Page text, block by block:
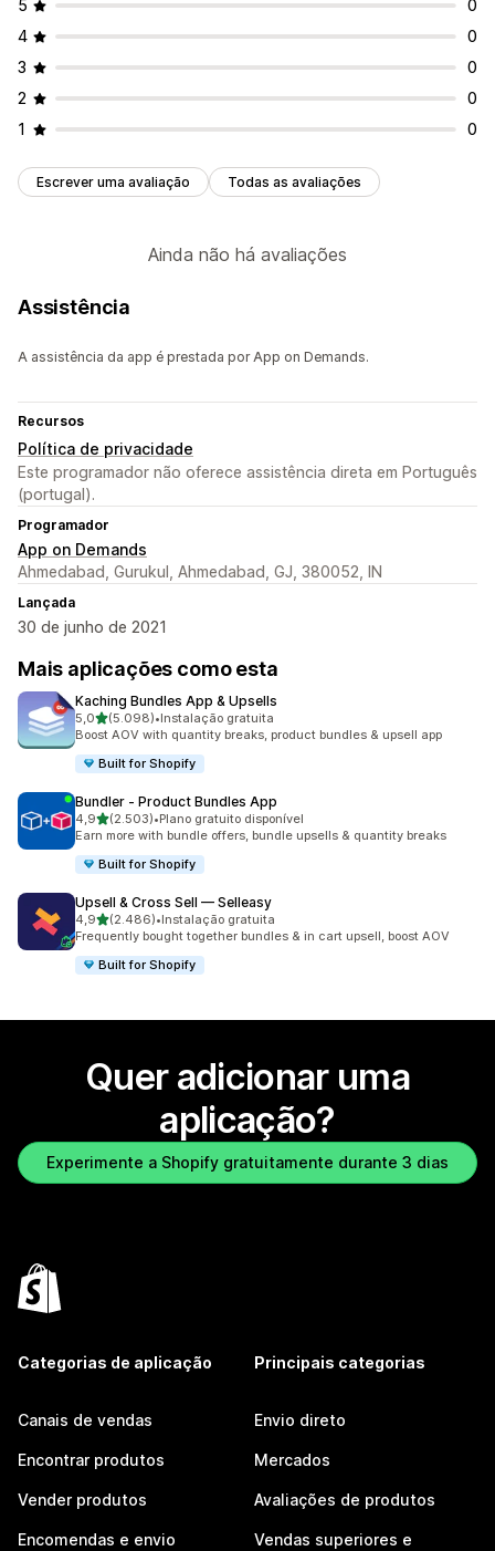
5
0
4
0
3
0
2
0
1
0
Escrever uma avaliação Todas as avaliações
Ainda não há avaliações
Assistência
A assistência da app é prestada por App on Demands.
Recursos
Política de privacidade
Este programador não oferece assistência direta em Português
(portugal).
Programador
App on Demands
Ahmedabad, Gurukul, Ahmedabad, GJ, 380052, IN
Lançada
30 de junho de 2021
Mais aplicações como esta
Kaching Bundles App & Upsells
5,0de 5 estrelas
(5.098)
5098 total de avaliações
•Instalação gratuita
Boost AOV with quantity breaks, product bundles & upsell app
Built for Shopify
Bundler ‑ Product Bundles App
4,9de 5 estrelas
(2.503)
2503 total de avaliações
•Plano gratuito disponível
Earn more with bundle offers, bundle upsells & quantity breaks
Built for Shopify
Upsell & Cross Sell — Selleasy
4,9de 5 estrelas
(2.486)
2486 total de avaliações
•Instalação gratuita
Frequently bought together bundles & in cart upsell, boost AOV
Built for Shopify
Quer adicionar uma
aplicação?
Experimente a Shopify gratuitamente durante 3 dias
Categorias de aplicação
Canais de vendas
Encontrar produtos
Vender produtos
Encomendas e envio
Principais categorias
Envio direto
Mercados
Avaliações de produtos
Vendas superiores e